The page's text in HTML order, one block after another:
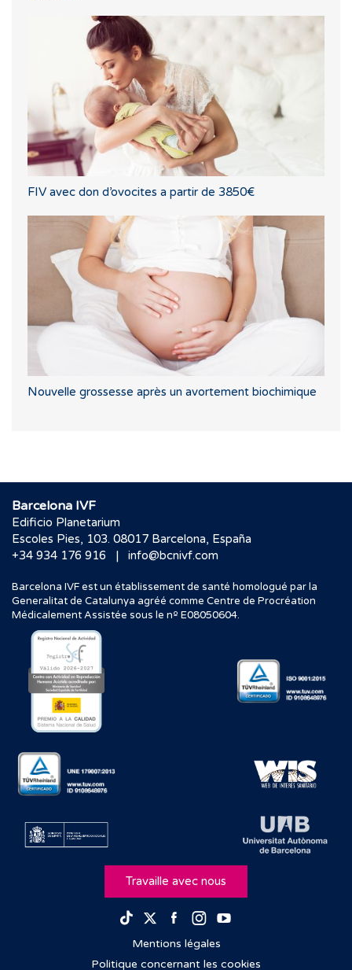
FIV avec don d’ovocites a partir de 3850€
Nouvelle grossesse après un avortement biochimique
Barcelona IVF
Edificio Planetarium
Escoles Pies, 103. 08017 Barcelona, España
+34 934 176 916
| info@bcnivf.com
Barcelona IVF est un établissement de santé homologué par la
Generalitat de Catalunya agréé comme Centre de Procréation
Médicalement Assistée sous le nº E08050604.
Travaille avec nous
TikTokTwitterFacebook
Instagram
Mentions légales
Politique concernant les cookies